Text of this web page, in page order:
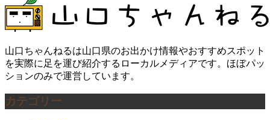
山口ちゃんねるは山口県のお出かけ情報やおすすめスポット
を実際に足を運び紹介するローカルメディアです。ほぼパッ
ションのみで運営しています。
カテゴリー